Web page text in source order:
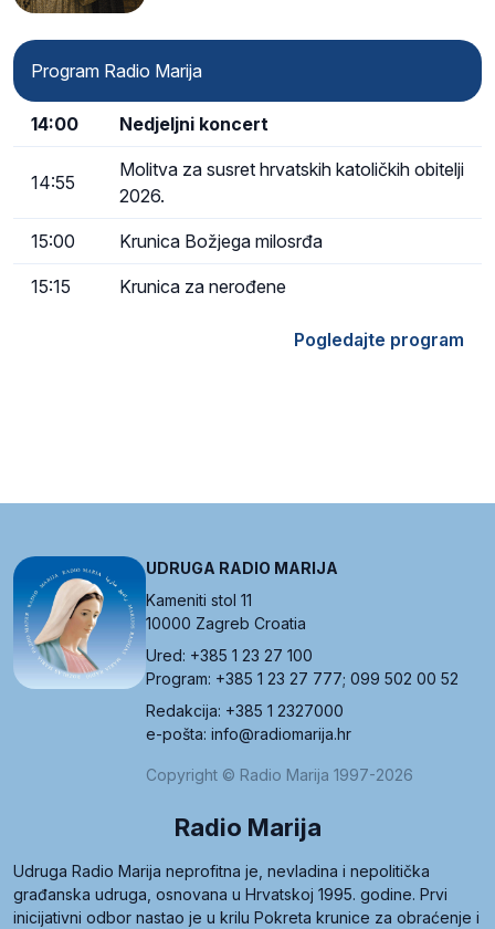
Program Radio Marija
14:00 Nedjeljni koncert
14:55
Molitva za susret hrvatskih katoličkih obitelji
2026.
15:00 Krunica Božjega milosrđa
15:15 Krunica za nerođene
Pogledajte program
UDRUGA RADIO MARIJA
Kameniti stol 11
10000 Zagreb Croatia
Ured: +385 1 23 27 100
Program: +385 1 23 27 777; 099 502 00 52
Redakcija: +385 1 2327000
e-pošta: info@radiomarija.hr
Copyright © Radio Marija 1997-2026
Radio Marija
Udruga Radio Marija neprofitna je, nevladina i nepolitička
građanska udruga, osnovana u Hrvatskoj 1995. godine. Prvi
inicijativni odbor nastao je u krilu Pokreta krunice za obraćenje i